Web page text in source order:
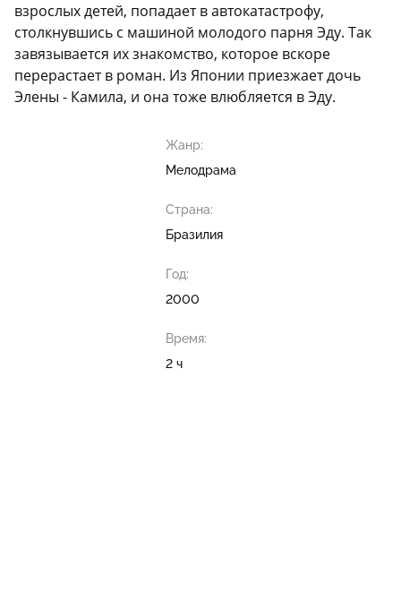
взрослых детей, попадает в автокатастрофу,
столкнувшись с машиной молодого парня Эду. Так
завязывается их знакомство, которое вскоре
перерастает в роман. Из Японии приезжает дочь
Элены - Камила, и она тоже влюбляется в Эду.
Жанр:
Мелодрама
Страна:
Бразилия
Год:
2000
Время:
2 ч